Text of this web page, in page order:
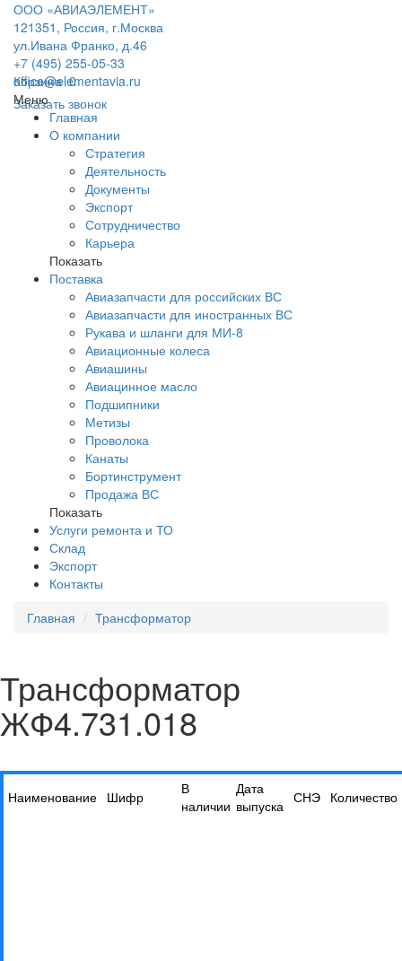
ООО «АВИАЭЛЕМЕНТ»
121351, Россия, г.Москва
ул.Ивана Франко, д.46
+7 (495) 255-05-33
office@elementavia.ru
Заказать звонок
Корзина0
Меню
Главная
О компании
Стратегия
Деятельность
Документы
Экспорт
Сотрудничество
Карьера
Показать
Поставка
Авиазапчасти для российских ВС
Авиазапчасти для иностранных ВС
Рукава и шланги для МИ-8
Авиационные колеса
Авиашины
Авиацинное масло
Подшипники
Метизы
Проволока
Канаты
Бортинструмент
Продажа ВС
Показать
Услуги ремонта и ТО
Склад
Экспорт
Контакты
Главная
Трансформатор
Трансформатор
ЖФ4.731.018
Наименование Шифр
В
наличии
Дата
выпуска СНЭ Количество